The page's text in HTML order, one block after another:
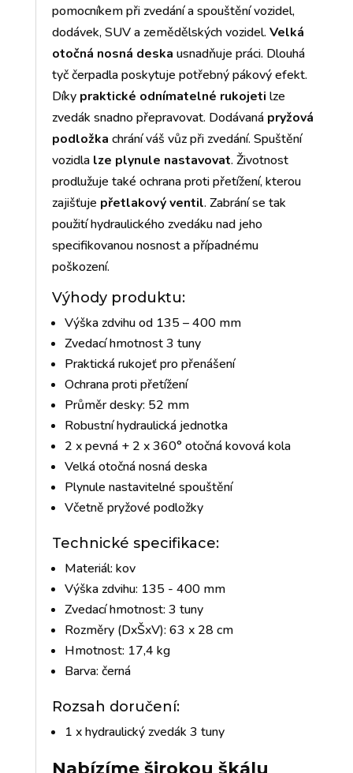
pomocníkem při zvedání a spouštění vozidel,
dodávek, SUV a zemědělských vozidel. Velká
otočná nosná deska usnadňuje práci. Dlouhá
tyč čerpadla poskytuje potřebný pákový efekt.
Díky praktické odnímatelné rukojeti lze
zvedák snadno přepravovat. Dodávaná pryžová
podložka chrání váš vůz při zvedání. Spuštění
vozidla lze plynule nastavovat. Životnost
prodlužuje také ochrana proti přetížení, kterou
zajišťuje přetlakový ventil. Zabrání se tak
použití hydraulického zvedáku nad jeho
specifikovanou nosnost a případnému
poškození.
Výhody produktu:
Výška zdvihu od 135 – 400 mm
Zvedací hmotnost 3 tuny
Praktická rukojeť pro přenášení
Ochrana proti přetížení
Průměr desky: 52 mm
Robustní hydraulická jednotka
2 x pevná + 2 x 360° otočná kovová kola
Velká otočná nosná deska
Plynule nastavitelné spouštění
Včetně pryžové podložky
Technické specifikace:
Materiál: kov
Výška zdvihu: 135 - 400 mm
Zvedací hmotnost: 3 tuny
Rozměry (DxŠxV): 63 x 28 cm
Hmotnost: 17,4 kg
Barva: černá
Rozsah doručení:
1 x hydraulický zvedák 3 tuny